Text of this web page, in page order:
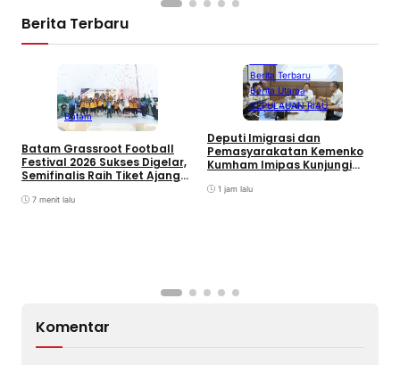
Berita Terbaru
Batam
Batam Grassroot Football
Festival 2026 Sukses Digelar,
Semifinalis Raih Tiket Ajang
7 menit lalu
Berita Terbaru
Berita Utama
KEPULAUAN RIAU
Deputi Imigrasi dan
Pemasyarakatan Kemenko
Kumham Imipas Kunjungi
Overstaying dan KUHP Baru
1 jam lalu
Komentar